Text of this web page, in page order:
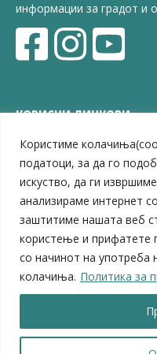
Користиме
податоци, за да го
искуство, да ги
анализираме интернет
заштитиме нашата веб
користење и прифатете
со начинот на употреба
колачиња. Политика за
информации за градот и
КОРИСНИ ЛИНКОВИ
ЗЕЛС – Заедница на
Центар за развој на
Јавно комунално
ЈПССО „Парк – спорт и
ЛБ „Гоце Делчев“
ЛУ „Народен Музеј“
Влада на Република
Собрание на Република
Министерство за
Министерство за
Министерство за
Министерство за